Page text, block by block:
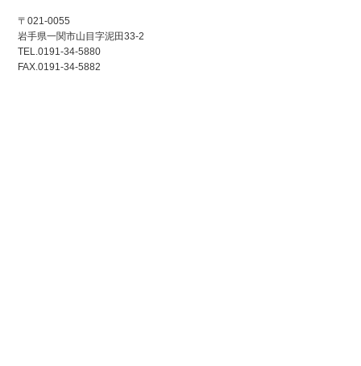
〒021-0055
岩手県一関市山目字泥田33-2
TEL.0191-34-5880
FAX.0191-34-5882